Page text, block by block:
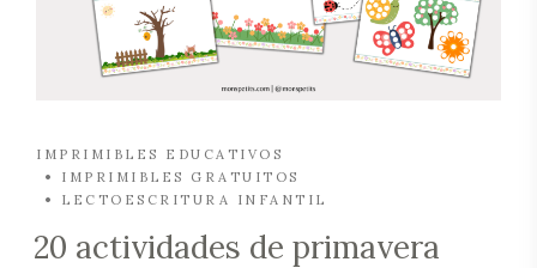
IMPRIMIBLES EDUCATIVOS
IMPRIMIBLES GRATUITOS
LECTOESCRITURA INFANTIL
20 actividades de primavera